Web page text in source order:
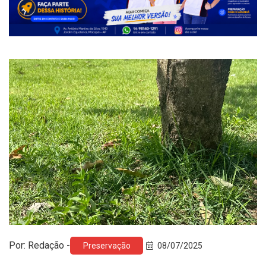
Por: Redação - Preservação 08/07/2025